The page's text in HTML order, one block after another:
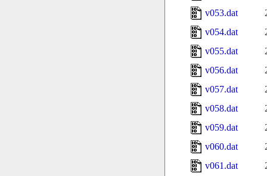
v053.dat
v054.dat
v055.dat
v056.dat
v057.dat
v058.dat
v059.dat
v060.dat
v061.dat